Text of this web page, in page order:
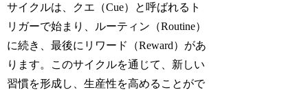
サイクルは、クエ（Cue）と呼ばれるト
リガーで始まり、ルーティン（Routine）
に続き、最後にリワード（Reward）があ
ります。このサイクルを通じて、新しい
習慣を形成し、生産性を高めることがで